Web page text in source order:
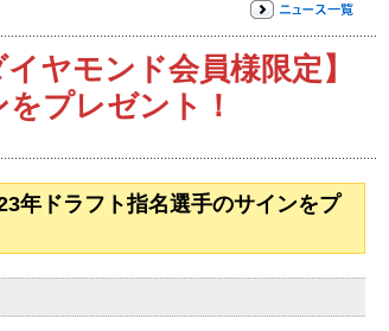
ヤモンド会員様限定】
プレゼント！
年ドラフト指名選手のサインをプ